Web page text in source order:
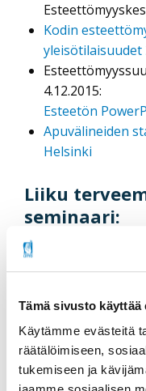
Tämä sivusto käyttää
Käytämme evästeitä
räätälöimiseen,
tukemiseen ja
Kodin
yleisötilaisuudet
4.12.2015:
Esteetön
Apuvälineiden
Helsinki
Liiku
seminaari:
7.10.2015 Mikkeli
20.5.2015 Espoo
12.5.2015